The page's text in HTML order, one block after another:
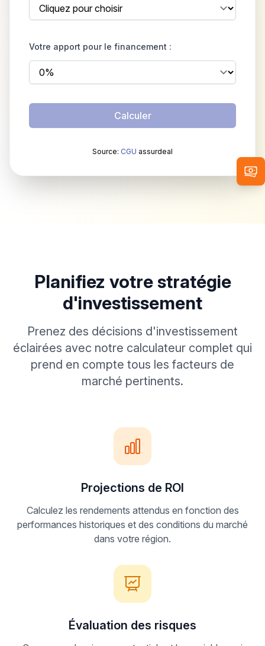
Votre apport pour le financement :
Calculer
Source: CGU assurdeal
Planifiez votre stratégie
d'investissement
Prenez des décisions d'investissement
éclairées avec notre calculateur complet qui
prend en compte tous les facteurs de
marché pertinents.
Projections de ROI
Calculez les rendements attendus en fonction des
performances historiques et des conditions du marché
dans votre région.
Évaluation des risques